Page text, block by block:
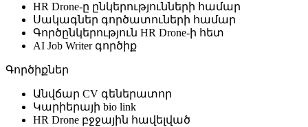
HR Drone-ը ընկերությունների համար
Սակագներ գործատուների համար
Գործընկերություն HR Drone-ի հետ
AI Job Writer գործիք
Գործիքներ
Անվճար CV գեներատոր
Կարիերայի bio link
HR Drone բջջային հավելված